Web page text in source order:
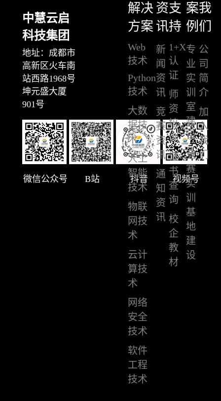
中慧云启
科技集团
地址：成都市
高新区火车南
站西路1968号
坤元盛大厦
901号
微信公众号 B站 抖音 视频号
解决
方案
Web
技术
Python
技术
大数
据技
术
人工
智能
技术
物联
网技
术
云计
算技
术
网络
安全
技术
软件
工程
技术
资
讯
新
闻
资
讯
竞
赛
资
讯
通
知
资
讯
支
持
1+X
认
证
师
资
培
训
证
书
查
询
校
企
教
材
案
例
专
业
实
训
室
建
设
竞
赛
实
训
基
地
建
设
我
们
公
司
简
介
加
入
我
们